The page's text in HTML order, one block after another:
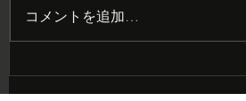
まさかの大打撃？
コメントを追加…